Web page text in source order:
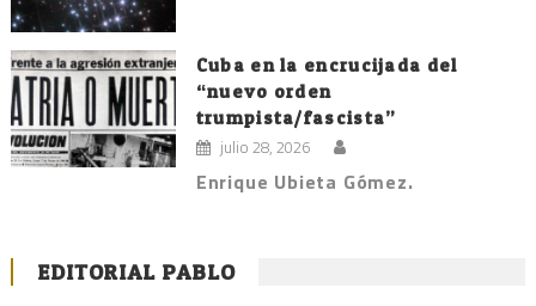
Cuba en la encrucijada del
“nuevo orden
trumpista/fascista”
julio 28, 2026
Enrique Ubieta Gómez.
EDITORIAL PABLO